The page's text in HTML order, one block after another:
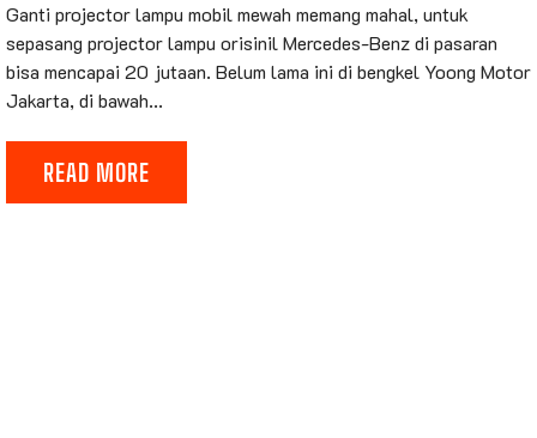
Ganti projector lampu mobil mewah memang mahal, untuk
sepasang projector lampu orisinil Mercedes-Benz di pasaran
bisa mencapai 20 jutaan. Belum lama ini di bengkel Yoong Motor
Jakarta, di bawah...
READ MORE